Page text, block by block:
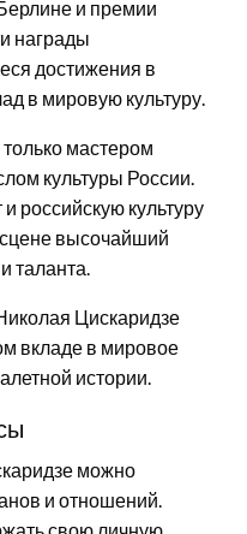
и премии
награды
достижения в
в мировую культуру.
мастером
культуры России.
российскую культуру
высочайший
таланта.
Цискаридзе
вкладе в мировое
истории.
можно
и отношений.